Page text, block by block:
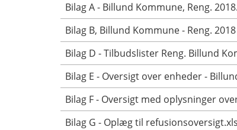
Bilag A - Billund Kommune, Reng.
Bilag B, Billund Kommune - Reng.
Bilag D - Tilbudslister Reng. Billund
Bilag E - Oversigt over enheder -
Bilag F - Oversigt med oplysninger
Bilag G - Oplæg til